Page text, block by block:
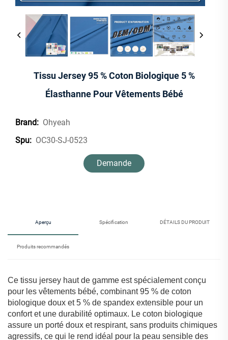
Tissu Jersey 95 % Coton Biologique 5 %
Élasthanne Pour Vêtements Bébé
Brand: Ohyeah
Spu: OC30-SJ-0523
Demande
Aperçu Spécification DÉTAILS DU PRODUIT
Produits recommandés
Ce tissu jersey haut de gamme est spécialement conçu
pour les vêtements bébé, combinant 95 % de coton
biologique doux et 5 % de spandex extensible pour un
confort et une durabilité optimaux. Le coton biologique
assure un porté doux et respirant, sans produits chimiques
agressifs, ce qui le rend idéal pour la peau sensible des